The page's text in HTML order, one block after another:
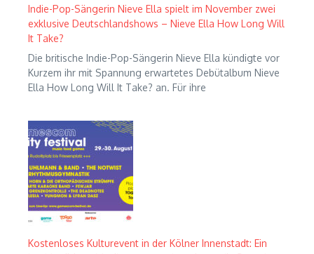
Indie-Pop-Sängerin Nieve Ella spielt im November zwei
exklusive Deutschlandshows – Nieve Ella How Long Will
It Take?
Die britische Indie-Pop-Sängerin Nieve Ella kündigte vor
Kurzem ihr mit Spannung erwartetes Debütalbum Nieve
Ella How Long Will It Take? an. Für ihre
Kostenloses Kulturevent in der Kölner Innenstadt: Ein